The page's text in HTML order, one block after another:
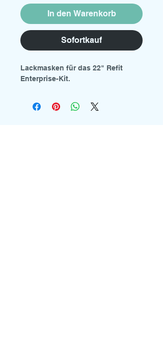
In den Warenkorb
Sofortkauf
Lackmasken für das 22" Refit
Enterprise-Kit.